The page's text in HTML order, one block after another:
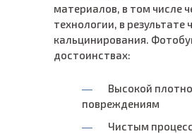
материалов, в том числе
технологии, в
кальцинирования.
достоинствах:
Высокой
повреждениям
Чистым